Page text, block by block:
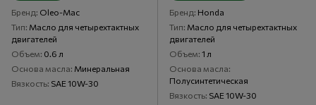
Бренд Oleo-Mac
Тип Масло для четырехтактных
двигателей
Объем 0.6 л
Основа масла Минеральная
Вязкость SAE 10W-30
Бренд Honda
Тип Масло для четырехтактных
двигателей
Объем 1 л
Основа масла
Полусинтетическая
Вязкость SAE 10W-30